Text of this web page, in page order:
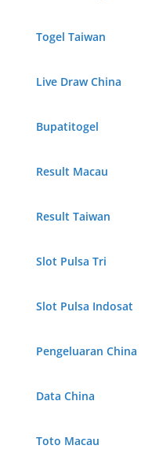
Togel Taiwan
Live Draw China
Bupatitogel
Result Macau
Result Taiwan
Slot Pulsa Tri
Slot Pulsa Indosat
Pengeluaran China
Data China
Toto Macau